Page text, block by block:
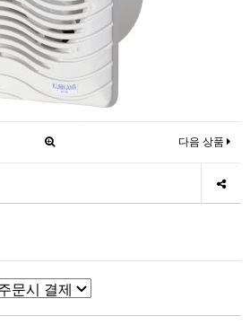
다음 상품